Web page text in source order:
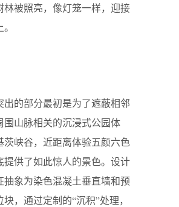
林被照亮，像灯笼一样，迎接
的部分最初是为了遮蔽相邻
围山脉相关的沉浸式公园体
茨峡谷，近距离体验五颜六色
提供了如此惊人的景色。设计
抽象为染色混凝土垂直墙和预
，通过定制的“沉积”处理，